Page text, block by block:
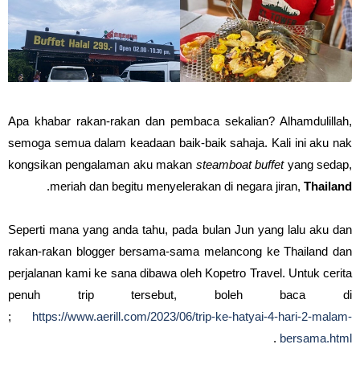
Apa khabar rakan-rakan dan pembaca sekalian? Alhamdulillah,
semoga semua dalam keadaan baik-baik sahaja. Kali ini aku nak
kongsikan pengalaman aku makan steamboat buffetyang sedap,
meriah dan begitu menyelerakan di negara jiran, Thailand
.
Seperti mana yang anda tahu, pada bulan Jun yang lalu aku dan
rakan-rakan blogger bersama-sama melancong ke Thailand dan
perjalanan kami ke sana dibawa oleh Kopetro Travel. Untuk cerita
penuh trip tersebut, boleh baca di
; https://www.aerill.com/2023/06/trip-ke-hatyai-4-hari-2-malam-
bersama.html
.